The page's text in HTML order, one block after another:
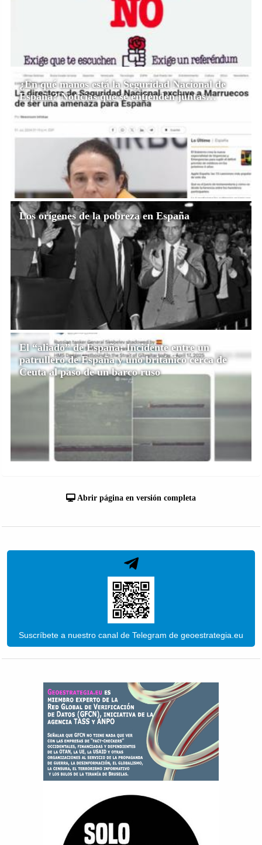
¿En qué manos está la Seguridad Nacional de
España? Noticias que se entienden juntas…
Los orígenes de la pobreza en España
El “aliado” de España: Incidente entre un
patrullero de España y uno británico cerca de
Ceuta al paso de un barco ruso
Abrir página en versión completa
Suscríbete a nuestro canal de Telegram de geoestrategia.eu